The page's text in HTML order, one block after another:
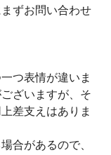
ずお問い合わせ
つ表情が違いま
ざいますが、そ
差支えはありま
合があるので、